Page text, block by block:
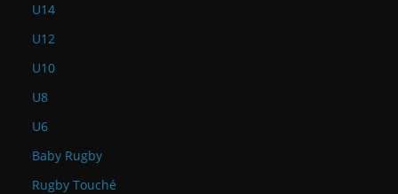
U14
U12
U10
U8
U6
Baby Rugby
Rugby Touché